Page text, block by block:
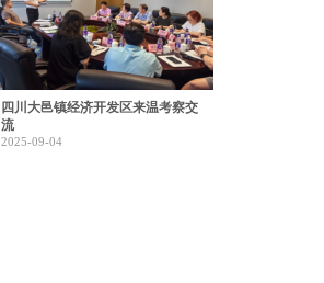
四川大邑镇经济开发区来温考察交
流
2025-09-04